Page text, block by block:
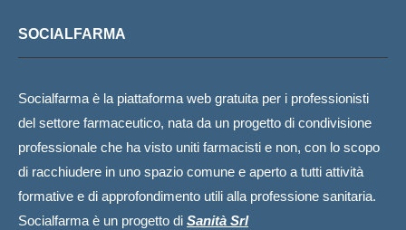
SOCIALFARMA
Socialfarma è la piattaforma web gratuita per i professionisti
del settore farmaceutico, nata da un progetto di condivisione
professionale che ha visto uniti farmacisti e non, con lo scopo
di racchiudere in uno spazio comune e aperto a tutti attività
formative e di approfondimento utili alla professione sanitaria.
Socialfarma è un progetto di Sanità Srl